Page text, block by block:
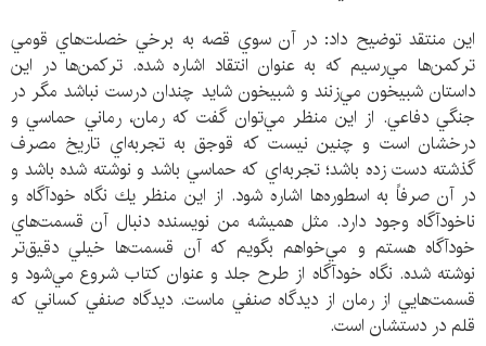
اين منتقد توضيح داد: در آن سوي قصه به برخي خصلت‌هاي قومي
تركمن‌ها‌ مي‌رسيم كه به عنوان انتقاد اشاره شده. تركمن‌ها در اين
داستان شبيخون مي‌زنند و شبيخون شايد چندان درست نباشد مگر در
جنگي دفاعي. از اين منظر مي‌توان گفت كه رمان، رماني حماسي و
درخشان است و چنين نيست كه قوجق به تجربه‌اي تاريخ مصرف
گذشته دست زده باشد؛ تجربه‌اي كه حماسي باشد و نوشته شده باشد و
در آن صرفاً به اسطوره‌ها اشاره شود. از اين منظر يك نگاه خودآگاه و
ناخودآگاه وجود دارد. مثل هميشه من نويسنده دنبال آن قسمت‌هاي
خودآگاه هستم و مي‌خواهم بگويم كه آن قسمت‌ها خيلي دقيق‌تر
نوشته شده. نگاه خودآگاه از طرح جلد و عنوان كتاب شروع مي‌شود و
قسمت‌هايي از رمان از ديدگاه صنفي ماست. ديدگاه صنفي كساني كه
قلم در دستشان است.